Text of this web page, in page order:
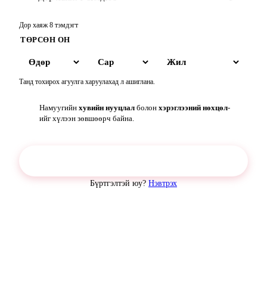
Дор хаяж 8 тэмдэгт
ТӨРСӨН ОН
Танд тохирох агуулга харуулахад л ашиглана.
Намуугийн хувийн нууцлал болон хэрэглээний нөхцөл-
ийг хүлээн зөвшөөрч байна.
Бүртгэлтэй юу? Нэвтрэх